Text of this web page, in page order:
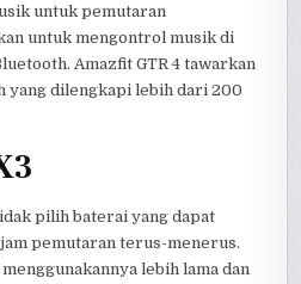
untuk pemutaran
untuk mengontrol musik di
Amazfit GTR 4 tawarkan
yang dilengkapi lebih dari 200
pilih baterai yang dapat
pemutaran terus-menerus.
lebih lama dan